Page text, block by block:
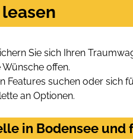
Sie sich Ihren
offen.
suchen oder sich
an Optionen.
in Bodensee und